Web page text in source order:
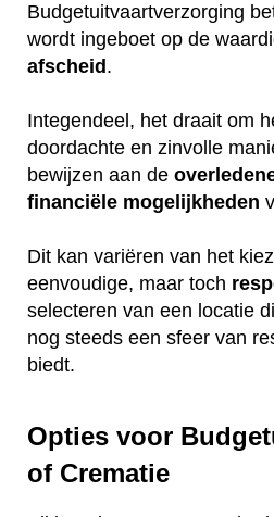
Budgetuitvaartverzorging
wordt ingeboet op de
afscheid .
Integendeel, het draait om
doordachte en zinvolle
bewijzen aan de
financiële mogelijkheden
Dit kan variëren van het
eenvoudige, maar toch
selecteren van een locatie
nog steeds een sfeer van
biedt.
Opties voor
of Crematie